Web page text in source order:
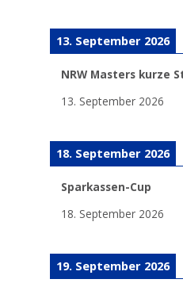
13. September 2026
NRW Masters kurze
13. September 2026
18. September 2026
Sparkassen-Cup
18. September 2026
19. September 2026